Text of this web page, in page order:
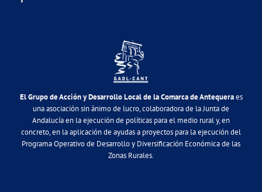
El Grupo de Acción y Desarrollo Local de la Comarca de Antequeraes
una asociación sin ánimo de lucro, colaboradora de la Junta de
Andalucía en la ejecución de políticas para el medio rural y, en
concreto, en la aplicación de ayudas a proyectos para la ejecución del
Programa Operativo de Desarrollo y Diversificación Económica de las
Zonas Rurales.